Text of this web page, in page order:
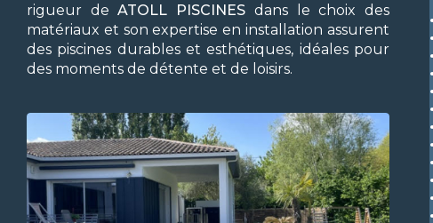
rigueur deATOLL PISCINES dans le choix des
matériaux et son expertise en installation assurent
des piscines durables et esthétiques, idéales pour
des moments de détente et de loisirs.